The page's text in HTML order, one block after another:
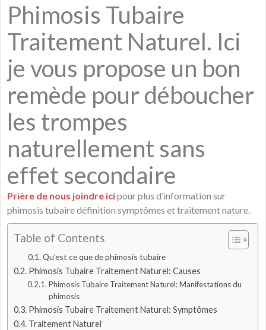
Phimosis Tubaire
Traitement Naturel. Ici
je vous propose un bon
remède pour déboucher
les trompes
naturellement sans
effet secondaire
Prière de nous joindre icipour plus d’information sur
phimosis tubaire définition symptômes et traitement nature.
Table of Contents
Qu’est ce que de phimosis tubaire
Phimosis Tubaire Traitement Naturel: Causes
Phimosis Tubaire Traitement Naturel: Manifestations du
phimosis
Phimosis Tubaire Traitement Naturel: Symptômes
Traitement Naturel